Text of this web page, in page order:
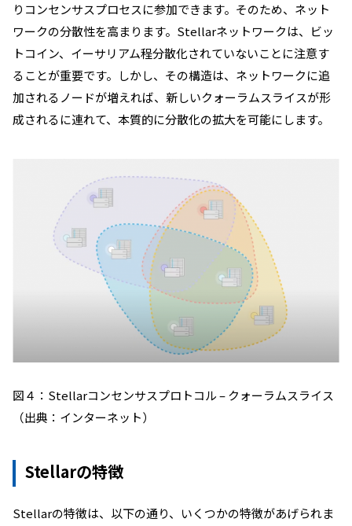
りコンセンサスプロセスに参加できます。そのため、ネット
ワークの分散性を高まります。Stellarネットワークは、ビッ
トコイン、イーサリアム程分散化されていないことに注意す
ることが重要です。しかし、その構造は、ネットワークに追
加されるノードが増えれば、新しいクォーラムスライスが形
成されるに連れて、本質的に分散化の拡大を可能にします。
図４：Stellarコンセンサスプロトコル – クォーラムスライス
（出典：インターネット）
Stellarの特徴
Stellarの特徴は、以下の通り、いくつかの特徴があげられま